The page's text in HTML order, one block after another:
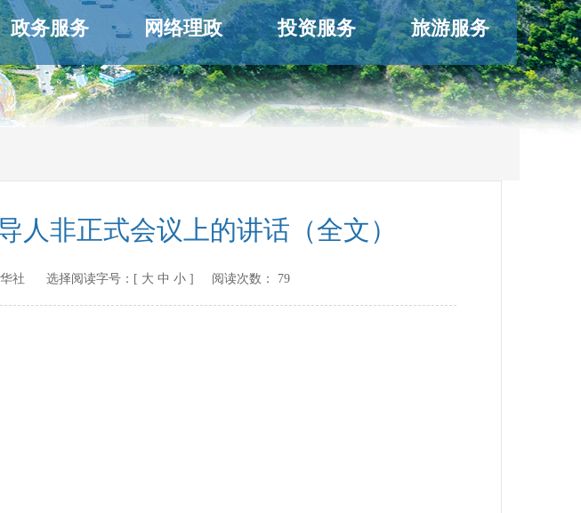
政务服务 网络理政 投资服务 旅游服务
人非正式会议上的讲话（全文）
社 选择阅读字号：[ 大 中 小] 阅读次数： 79